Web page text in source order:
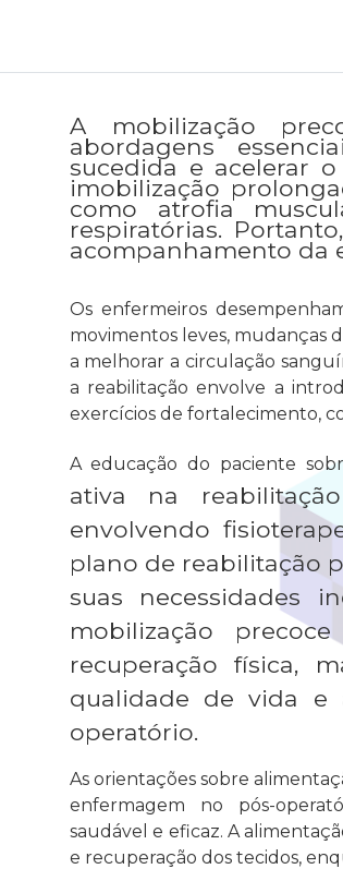
A mobilização
abordagens
sucedida e acelerar
imobilização
como atrofia
respiratórias.
acompanhamento da
Os enfermeiros
movimentos leves, mudanças
a melhorar a circulação
a reabilitação envolve a
exercícios de fortalecimento,
A educação do paciente
ativa na
envolvendo
plano de reabilitação
suas necessidades
mobilização
recuperação física,
qualidade de vida e
operatório.
As orientações sobre
enfermagem no pós-
saudável e eficaz. A
e recuperação dos tecidos,